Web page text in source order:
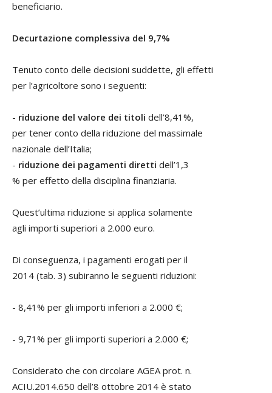
beneficiario.
Decurtazione complessiva del 9,7%
Tenuto conto delle decisioni suddette, gli effetti
per l’agricoltore sono i seguenti:
- riduzione del valore dei titoli dell’8,41%,
per tener conto della riduzione del massimale
nazionale dell’Italia;
- riduzione dei pagamenti diretti dell’1,3
% per effetto della disciplina finanziaria.
Quest’ultima riduzione si applica solamente
agli importi superiori a 2.000 euro.
Di conseguenza, i pagamenti erogati per il
2014 (tab. 3) subiranno le seguenti riduzioni:
- 8,41% per gli importi inferiori a 2.000 €;
- 9,71% per gli importi superiori a 2.000 €;
Considerato che con circolare AGEA prot. n.
ACIU.2014.650 dell’8 ottobre 2014 è stato